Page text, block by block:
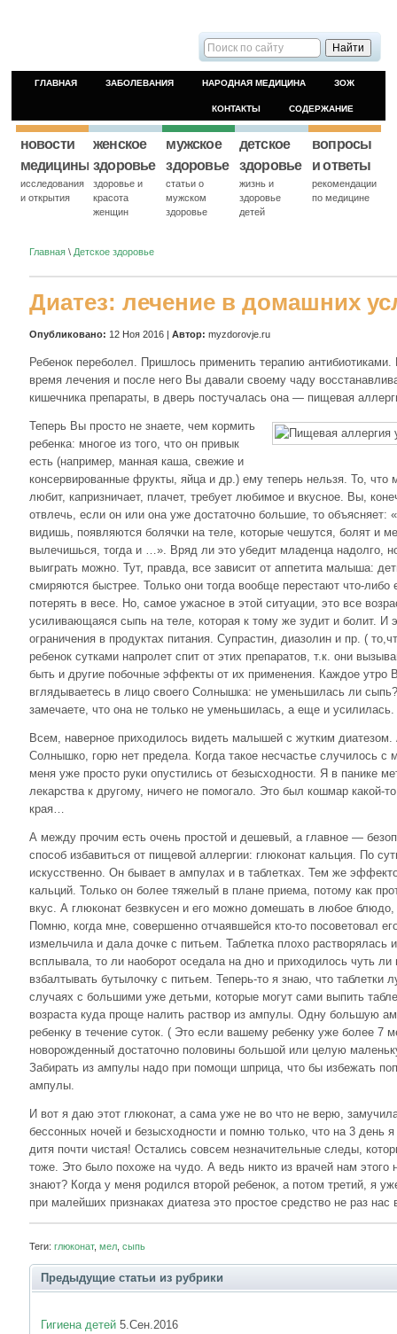
ГЛАВНАЯ ЗАБОЛЕВАНИЯ НАРОДНАЯ МЕДИЦИНА ЗОЖ
КОНТАКТЫ СОДЕРЖАНИЕ
новости
медицины
исследования
и открытия
женское
здоровье
здоровье и
красота
женщин
мужское
здоровье
статьи о
мужском
здоровье
детское
здоровье
жизнь и
здоровье
детей
вопросы
и ответы
рекомендации
по медицине
Главная \ Детское здоровье
Диатез: лечение в домашних
Опубликовано: 12 Ноя 2016 | Автор: myzdorovje.ru
Ребенок переболел. Пришлось применить терапию
время лечения и после него Вы давали своему чаду
кишечника препараты, в дверь постучалась она — пищевая
Теперь Вы просто не знаете, чем кормить
ребенка: многое из того, что он привык
есть (например, манная каша, свежие и
консервированные фрукты, яйца и др.) ему теперь нельзя. То, что
любит, капризничает, плачет, требует любимое и вкусное. Вы,
отвлечь, если он или она уже достаточно большие, то объясняет:
видишь, появляются болячки на теле, которые чешутся, болят и
вылечишься, тогда и …». Вряд ли это убедит младенца надолго,
выиграть можно. Тут, правда, все зависит от аппетита малыша:
смиряются быстрее. Только они тогда вообще перестают что-либо
потерять в весе. Но, самое ужасное в этой ситуации, это все
усиливающаяся сыпь на теле, которая к тому же зудит и болит. И
ограничения в продуктах питания. Супрастин, диазолин и пр. (
ребенок сутками напролет спит от этих препаратов, т.к. они
быть и другие побочные эффекты от их применения. Каждое утро
вглядываетесь в лицо своего Солнышка: не уменьшилась ли
замечаете, что она не только не уменьшилась, а еще и усилилась.
Всем, наверное приходилось видеть малышей с жутким
Солнышко, горю нет предела. Когда такое несчастье случилось с
меня уже просто руки опустились от безысходности. Я в панике
лекарства к другому, ничего не помогало. Это был кошмар какой-
края…
А между прочим есть очень простой и дешевый, а главное —
способ избавиться от пищевой аллергии: глюконат кальция. По
искусственно. Он бывает в ампулах и в таблетках. Тем же
кальций. Только он более тяжелый в плане приема, потому как
вкус. А глюконат безвкусен и его можно домешать в любое
Помню, когда мне, совершенно отчаявшейся кто-то посоветовал
измельчила и дала дочке с питьем. Таблетка плохо
всплывала, то ли наоборот оседала на дно и приходилось чуть ли
взбалтывать бутылочку с питьем. Теперь-то я знаю, что таблетки
случаях с большими уже детьми, которые могут сами выпить
возраста куда проще налить раствор из ампулы. Одну большую
ребенку в течение суток. ( Это если вашему ребенку уже более 7
новорожденный достаточно половины большой или целую
Забирать из ампулы надо при помощи шприца, что бы избежать
ампулы.
И вот я даю этот глюконат, а сама уже не во что не верю,
бессонных ночей и безысходности и помню только, что на 3 день
дитя почти чистая! Остались совсем незначительные следы,
тоже. Это было похоже на чудо. А ведь никто из врачей нам этого
знают? Когда у меня родился второй ребенок, а потом третий, я
при малейших признаках диатеза это простое средство не раз нас
Теги: глюконат, мел сыпь
Предыдущие статьи из рубрики
Гигиена детей 5.Сен.2016